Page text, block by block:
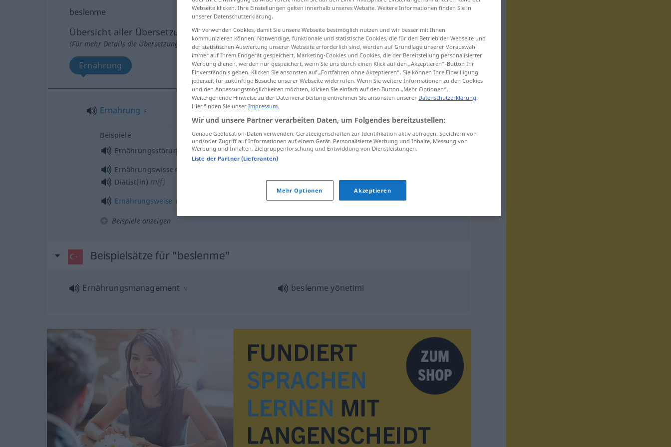
beslenme
Übersicht aller Übersetzungen
(Für mehr Details die Übersetzung anklicken/antippen)
Ernährung
Ernährung F
Beispiele
Ernährungsstörung
beslenme bozukluğu
Ernährungswissenschaftler(in)
Diätist(in) m(f)
Ernährungsweise F beslenme rejimi
Beispiele anzeigen
Beispielsätze für "beslenme"
Ernährungsmanagement N beslenme yönetimi
Webseite klicken. Ihre Einstellungen gelten innerhalb unseres Website. Weitere Informationen finden Sie in
unserer Datenschutzerklärung.
Wir verwenden Cookies, damit Sie unsere Webseite bestmöglich nutzen und wir besser mit Ihnen
kommunizieren können. Notwendige, funktionale und statistische Cookies, die für den Betrieb der Webseite und
der statistischen Auswertung unserer Webseite erforderlich sind, werden auf Grundlage unserer Vorauswahl
immer auf Ihrem Endgerät gespeichert. Marketing-Cookies und Cookies, die der Bereitstellung personalisierter
Werbung dienen, werden nur gespeichert, wenn Sie uns durch einen Klick auf den „Akzeptieren“-Button Ihr
Einverständnis geben. Klicken Sie ansonsten auf „Fortfahren ohne Akzeptieren“. Sie können Ihre Einwilligung
jederzeit für zukünftige Besuche unserer Webseite widerrufen. Wenn Sie weitere Informationen zu den Cookies
und den Anpassungsmöglichkeiten möchten, klicken Sie einfach auf den Button „Mehr Optionen“.
Weitergehende Hinweise zu der Datenverarbeitung entnehmen Sie ansonsten unserer Datenschutzerklärung.
Hier finden Sie unser Impressum.
Wir und unsere Partner verarbeiten Daten, um Folgendes bereitzustellen:
Genaue Geolocation-Daten verwenden. Geräteeigenschaften zur Identifikation aktiv abfragen. Speichern von
und/oder Zugriff auf Informationen auf einem Gerät. Personalisierte Werbung und Inhalte, Messung von
Werbung und Inhalten, Zielgruppenforschung und Entwicklung von Dienstleistungen.
Liste der Partner (Lieferanten)
Mehr Optionen Akzeptieren